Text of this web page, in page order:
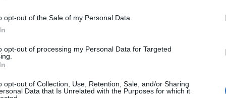
opt-out of the Sale of my Personal Data.
opt-out of processing my Personal Data for Targeted
opt-out of Collection, Use, Retention, Sale, and/or Sharing
Data that Is Unrelated with the Purposes for which it
a
volt a globális gyógyszeripar 2022-es értéke. A
ellentétben, a szektorban csak néhány éve kezdték el
egyre több gyógyszeripari projekt és vállalat